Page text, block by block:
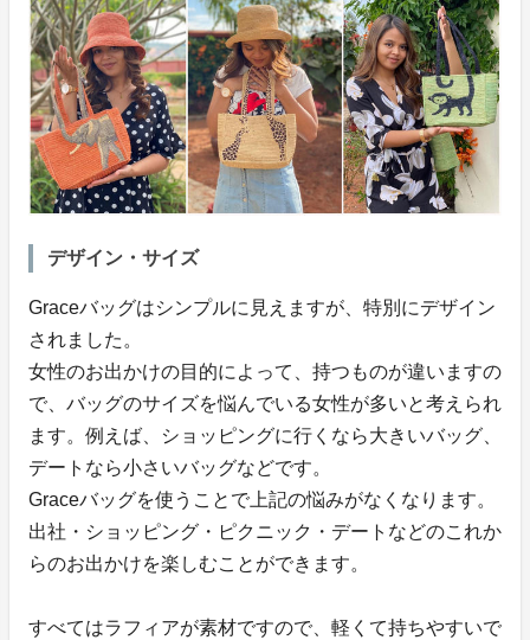
デザイン・サイズ
Graceバッグはシンプルに見えますが、特別にデザイン
されました。
女性のお出かけの目的によって、持つものが違いますの
で、バッグのサイズを悩んでいる女性が多いと考えられ
ます。例えば、ショッピングに行くなら大きいバッグ、
デートなら小さいバッグなどです。
Graceバッグを使うことで上記の悩みがなくなります。
出社・ショッピング・ピクニック・デートなどのこれか
らのお出かけを楽しむことができます。
すべてはラフィアが素材ですので、軽くて持ちやすいで